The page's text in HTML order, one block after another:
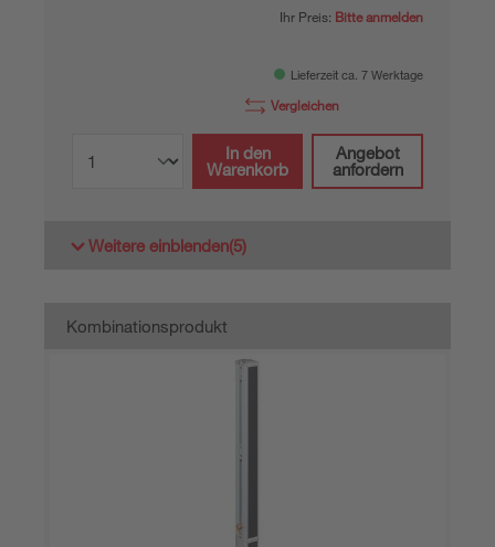
Ihr Preis: Bitte anmelden
Lieferzeit ca. 7 Werktage
Vergleichen
In den
Warenkorb
Angebot
anfordern
Weitere einblenden(5)
Kombinationsprodukt